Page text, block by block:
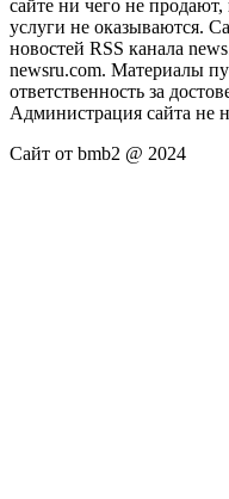
сайте ни чего не
услуги не оказываются.
новостей RSS канала
newsru.com. Материалы
ответственность за
Администрация сайта не
Сайт от bmb2 @ 2024